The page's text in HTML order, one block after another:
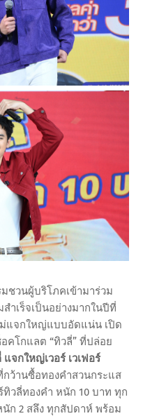
ชวนผู้บริโภคเข้ามาร่วม
ำเร็จเป็นอย่างมากในปีที่
แจกใหญ่แบบอัดแน่น เปิด
คโกแลต “ทิวลี่” ที่ปล่อย
แจกใหญ่เวอร์ เวเฟอร์
กว้านซื้อทองคำสวนกระแส
ทิวลี่ทองคำ หนัก 10 บาท ทุก
ก 2 สลึง ทุกสัปดาห์ พร้อม